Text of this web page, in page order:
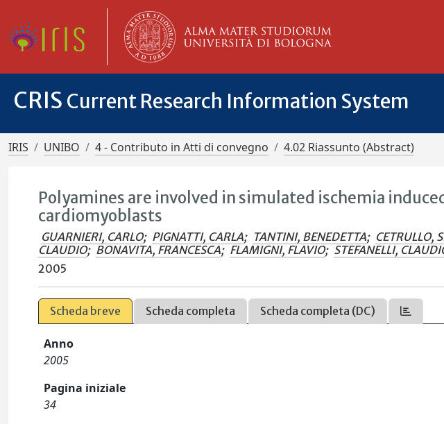
CRIS Current Research Information System
IRIS UNIBO 4 - Contributo in Atti di convegno 4.02 Riassunto (Abstract)
Polyamines are involved in simulated ischemia
cardiomyoblasts
GUARNIERI, CARLO; PIGNATTI, CARLA; TANTINI, BENEDETTA; CETRULLO,
CLAUDIO; BONAVITA, FRANCESCA; FLAMIGNI, FLAVIO; STEFANELLI,
2005
Scheda breve Scheda completa Scheda completa (DC)
Anno
2005
Pagina iniziale
34